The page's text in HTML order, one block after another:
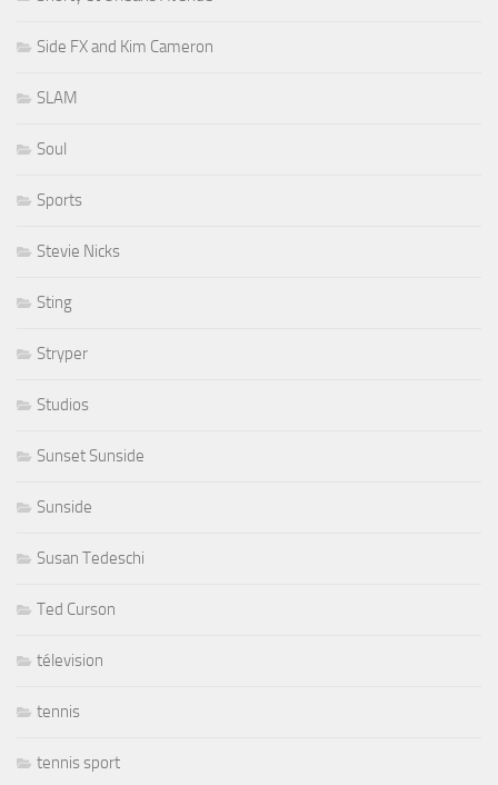
Side FX and Kim Cameron
SLAM
Soul
Sports
Stevie Nicks
Sting
Stryper
Studios
Sunset Sunside
Sunside
Susan Tedeschi
Ted Curson
télevision
tennis
tennis sport